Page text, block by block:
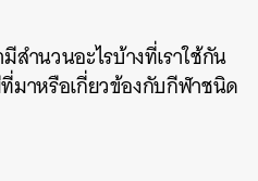
สำนวนอะไรบ้างที่เราใช้กัน
าหรือเกี่ยวข้องกับกีฬาชนิด